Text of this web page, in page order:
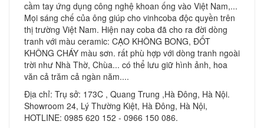
cầm tay ứng dụng công nghệ khoan ống vào Việt Nam,...
Mọi sáng chế của ông giúp cho vinhcoba độc quyền trên
thị trường Việt Nam. Hiện nay coba đã cho ra đời dòng
tranh với màu ceramic: CẠO KHÔNG BONG, ĐỐT
KHÔNG CHÁY màu sơn. rất phù hợp với dòng tranh ngoài
trời như Nhà Thờ, Chùa... có thể lưu giữ hình ảnh, hoa
văn cả trăm cả ngàn năm....
Địa chỉ: Trụ sở: 173C , Quang Trung ,Hà Đông, Hà Nội.
Showroom 24, Lý Thường Kiệt, Hà Đông, Hà Nội,
HOTLINE: 0985 620 152 - 0966 150 086.